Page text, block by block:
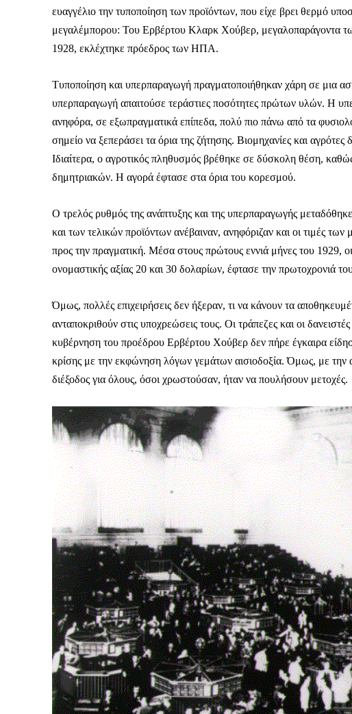
Καθημερινή
Εφημερίδα
Δεν μπορούν όλοι να
Αν βρίσκεσαι σε δύσκολη
παραμένει προσβάσιμη για
Αν όμως μπορείς, στήριξέ μας
Η στήριξή σου ενισχύει
Κοστίζει λιγότερο από
Επίλεξε σήμερα να γίνεις
ευαγγέλιο την τυποποίηση των προϊόντων, που είχε βρει θερμό
μεγαλέμπορου: Του Ερβέρτου Κλαρκ Χούβερ, μεγαλοπαράγοντα
1928, εκλέχτηκε πρόεδρος των ΗΠΑ.
Τυποποίηση και υπερπαραγωγή πραγματοποιήθηκαν χάρη σε μια
υπερπαραγωγή απαιτούσε τεράστιες ποσότητες πρώτων υλών. Η
ανηφόρα, σε εξωπραγματικά επίπεδα, πολύ πιο πάνω από τα
σημείο να ξεπεράσει τα όρια της ζήτησης. Βιομηχανίες και
Ιδιαίτερα, ο αγροτικός πληθυσμός βρέθηκε σε δύσκολη θέση,
δημητριακών. Η αγορά έφτασε στα όρια του κορεσμού.
Ο τρελός ρυθμός της ανάπτυξης και της υπερπαραγωγής
και των τελικών προϊόντων ανέβαιναν, ανηφόριζαν και οι τιμές
προς την πραγματική. Μέσα στους πρώτους εννιά μήνες του 1929,
ονομαστικής αξίας 20 και 30 δολαρίων, έφτασε την πρωτοχρονιά
Όμως, πολλές επιχειρήσεις δεν ήξεραν, τι να κάνουν τα
ανταποκριθούν στις υποχρεώσεις τους. Οι τράπεζες και οι
κυβέρνηση του προέδρου Ερβέρτου Χούβερ δεν πήρε έγκαιρα
κρίσης με την εκφώνηση λόγων γεμάτων αισιοδοξία. Όμως, με την
διέξοδος για όλους, όσοι χρωστούσαν, ήταν να πουλήσουν μετοχές.